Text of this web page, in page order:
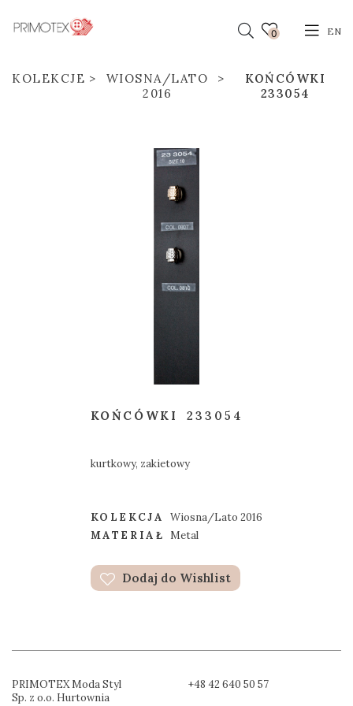
0 EN
KOLEKCJE
WIOSNA/LATO
2016
KOŃCÓWKI
233054
KOŃCÓWKI 233054
kurtkowy, zakietowy
KOLEKCJA
Wiosna/Lato 2016
MATERIAŁ Metal
Dodaj do Wishlist
PRIMOTEX Moda Styl
Sp. z o.o. Hurtownia
+48 42 640 50 57